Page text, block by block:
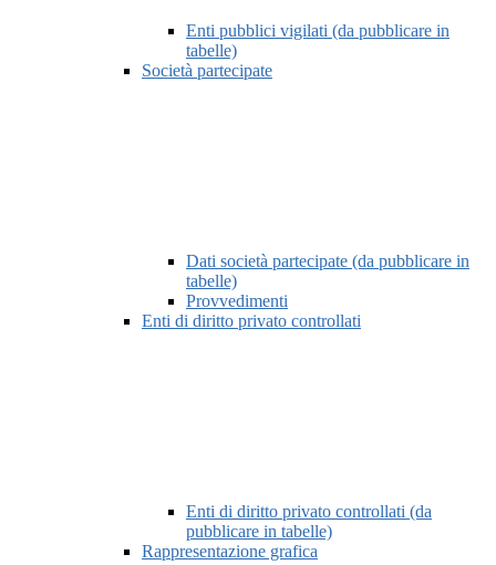
Enti pubblici vigilati (da pubblicare in
tabelle)
Società partecipate
Dati società partecipate (da pubblicare in
tabelle)
Provvedimenti
Enti di diritto privato controllati
Enti di diritto privato controllati (da
pubblicare in tabelle)
Rappresentazione grafica